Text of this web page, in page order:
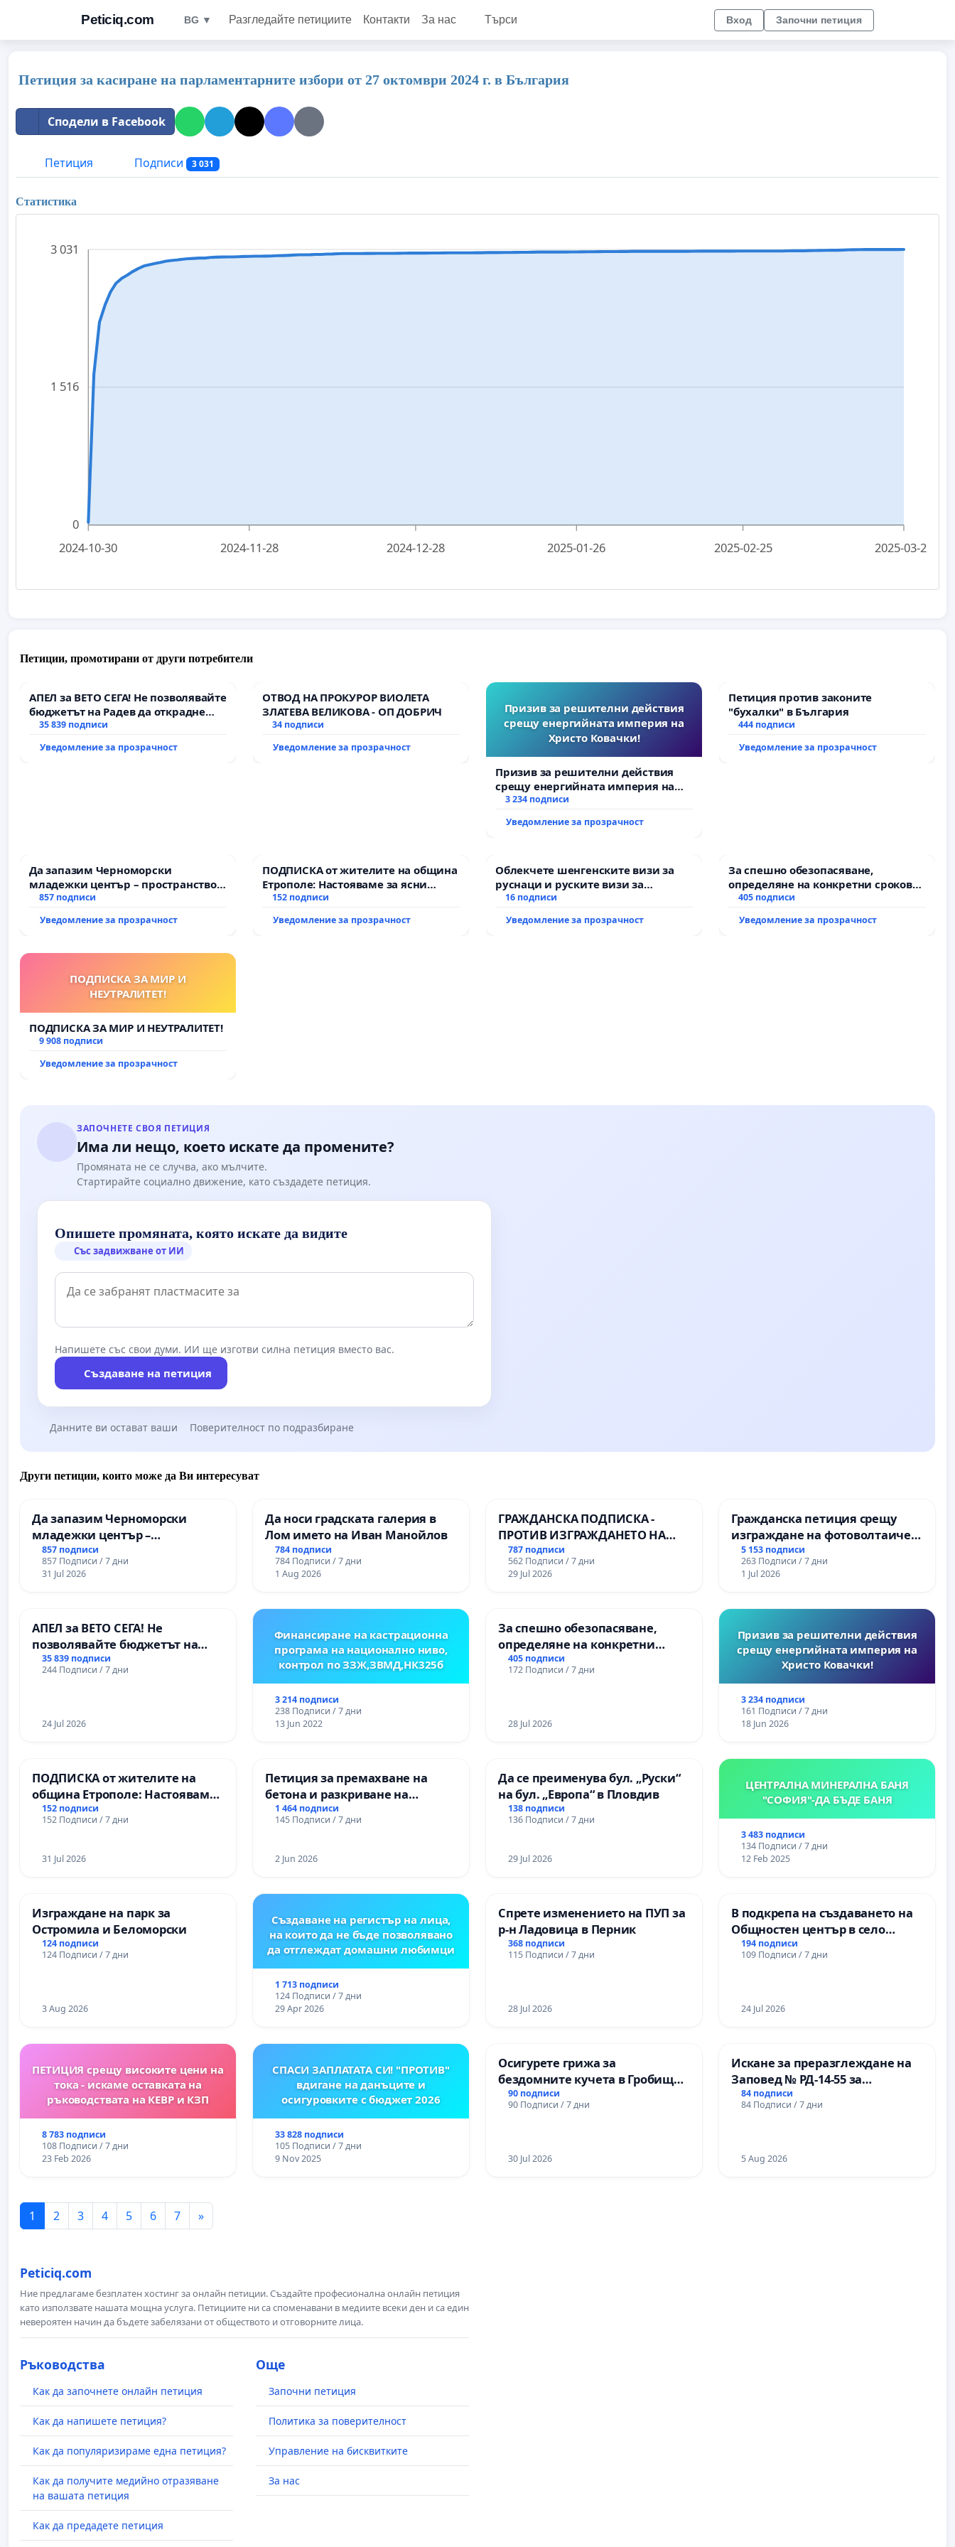
Peticiq.com BG ▼ Разгледайте петициите Контакти За нас Търси Вход Започни петиция
Петиция за касиране на парламентарните избори от 27 октомври 2024 г. в България
Сподели в Facebook
Петиция Подписи 3 031
Статистика
0
1 516
3 031
2024-10-30 2024-11-28 2024-12-28 2025-01-26 2025-02-25 2025-03-26
Петиции, промотирани от други потребители
АПЕЛ за ВЕТО СЕГА! Не позволявайте
бюджетът на Радев да открадне
парите и правата ни в тъмното
35 839 подписи
Уведомление за прозрачност
ОТВОД НА ПРОКУРОР ВИОЛЕТА
ЗЛАТЕВА ВЕЛИКОВА - ОП ДОБРИЧ
34 подписи
Уведомление за прозрачност
Призив за решителни действия
срещу енергийната империя на
Христо Ковачки!
Призив за решителни действия
срещу енергийната империя на
Христо Ковачки!
3 234 подписи
Уведомление за прозрачност
Петиция против законите
"бухалки" в България
444 подписи
Уведомление за прозрачност
Да запазим Черноморски
младежки център – пространство
за младите на Варна
857 подписи
Уведомление за прозрачност
ПОДПИСКА от жителите на община
Етрополе: Настояваме за ясни
гаранции от “Елаците-МЕД” АД и от
всички екологични норми!
152 подписи
Уведомление за прозрачност
Облекчете шенгенските визи за
руснаци и руските визи за
българи
16 подписи
Уведомление за прозрачност
За спешно обезопасяване,
определяне на конкретни срокове
и извършване на цялостна
републиканския път между пътен
405 подписи
Уведомление за прозрачност
ПОДПИСКА ЗА МИР И
НЕУТРАЛИТЕТ!
ПОДПИСКА ЗА МИР И НЕУТРАЛИТЕТ!
9 908 подписи
Уведомление за прозрачност
ЗАПОЧНЕТЕ СВОЯ ПЕТИЦИЯ
Има ли нещо, което искате да промените?
Промяната не се случва, ако мълчите.
Стартирайте социално движение, като създадете петиция.
Опишете промяната, която искате да видите
Със задвижване от ИИ
Напишете със свои думи. ИИ ще изготви силна петиция вместо вас.
Създаване на петиция
Данните ви остават ваши Поверителност по подразбиране
Други петиции, които може да Ви интересуват
Да запазим Черноморски
младежки център –
пространство за младите на
Варна
857 подписи
857 Подписи / 7 дни
31 Jul 2026
Да носи градската галерия в
Лом името на Иван Манойлов
784 подписи
784 Подписи / 7 дни
1 Aug 2026
ГРАЖДАНСКА ПОДПИСКА -
ПРОТИВ ИЗГРАЖДАНЕТО НА
ВЪЖЕНА ЛИНИЯ (ЛИФТ) НА
ТЕРИТОРИЯТА НА ПРИРОДНА
ЗАБЕЛЕЖИТЕЛНОСТ „ХЪЛМ НА
787 подписи
562 Подписи / 7 дни
29 Jul 2026
Гражданска петиция срещу
изграждане на фотоволтаичен
парк в с.Прибой, общ. Радомир
5 153 подписи
263 Подписи / 7 дни
1 Jul 2026
АПЕЛ за ВЕТО СЕГА! Не
позволявайте бюджетът на
Радев да открадне парите и
правата ни в тъмното
35 839 подписи
244 Подписи / 7 дни
24 Jul 2026
Финансиране на кастрационна
програма на национално ниво,
контрол по ЗЗЖ,ЗВМД,НК325б
3 214 подписи
238 Подписи / 7 дни
13 Jun 2022
За спешно обезопасяване,
определяне на конкретни
срокове и извършване на
цялостна рехабилитация на
Ихтиман - с. Мирово - к.к.
405 подписи
172 Подписи / 7 дни
28 Jul 2026
Призив за решителни действия
срещу енергийната империя на
Христо Ковачки!
3 234 подписи
161 Подписи / 7 дни
18 Jun 2026
ПОДПИСКА от жителите на
община Етрополе: Настояваме
за ясни гаранции от “Елаците-
МЕД” АД и от държавата, че ще
екологични норми!
152 подписи
152 Подписи / 7 дни
31 Jul 2026
Петиция за премахване на
бетона и разкриване на
античното сърце на
Могиланската могила във
1 464 подписи
145 Подписи / 7 дни
2 Jun 2026
Да се преименува бул. „Руски“
на бул. „Европа“ в Пловдив
138 подписи
136 Подписи / 7 дни
29 Jul 2026
ЦЕНТРАЛНА МИНЕРАЛНА БАНЯ
"СОФИЯ"-ДА БЪДЕ БАНЯ
3 483 подписи
134 Подписи / 7 дни
12 Feb 2025
Изграждане на парк за
Остромила и Беломорски
124 подписи
124 Подписи / 7 дни
3 Aug 2026
Създаване на регистър на лица,
на които да не бъде позволявано
да отглеждат домашни любимци
1 713 подписи
124 Подписи / 7 дни
29 Apr 2026
Спрете изменението на ПУП за
р-н Ладовица в Перник
368 подписи
115 Подписи / 7 дни
28 Jul 2026
В подкрепа на създаването на
Общностен център в село
Църква
194 подписи
109 Подписи / 7 дни
24 Jul 2026
ПЕТИЦИЯ срещу високите цени на
тока - искаме оставката на
ръководствата на КЕВР и КЗП
8 783 подписи
108 Подписи / 7 дни
23 Feb 2026
СПАСИ ЗАПЛАТАТА СИ! "ПРОТИВ"
вдигане на данъците и
осигуровките с бюджет 2026
33 828 подписи
105 Подписи / 7 дни
9 Nov 2025
Осигурете грижа за
бездомните кучета в Гробищен
парк „Чаира“ в община Плевен
90 подписи
90 Подписи / 7 дни
30 Jul 2026
Искане за преразглеждане на
Заповед № РД-14-55 за
вливането на
Професионалната гимназия по
икономика и мениджмънт – гр.
84 подписи
84 Подписи / 7 дни
5 Aug 2026
1 2 3 4 5 6 7 »
Peticiq.com
Ние предлагаме безплатен хостинг за онлайн петиции. Създайте професионална онлайн петиция
като използвате нашата мощна услуга. Петициите ни са споменавани в медиите всеки ден и са един
невероятен начин да бъдете забелязани от обществото и отговорните лица.
Ръководства
Как да започнете онлайн петиция
Как да напишете петиция?
Как да популяризираме една петиция?
Как да получите медийно отразяване
на вашата петиция
Как да предадете петиция
Още
Започни петиция
Политика за поверителност
Управление на бисквитките
За нас